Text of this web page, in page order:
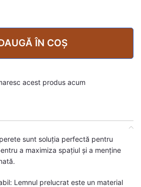
ÎN COȘ
acest produs acum
sunt soluția perfectă pentru
a maximiza spațiul și a menține
Lemnul prelucrat este un material